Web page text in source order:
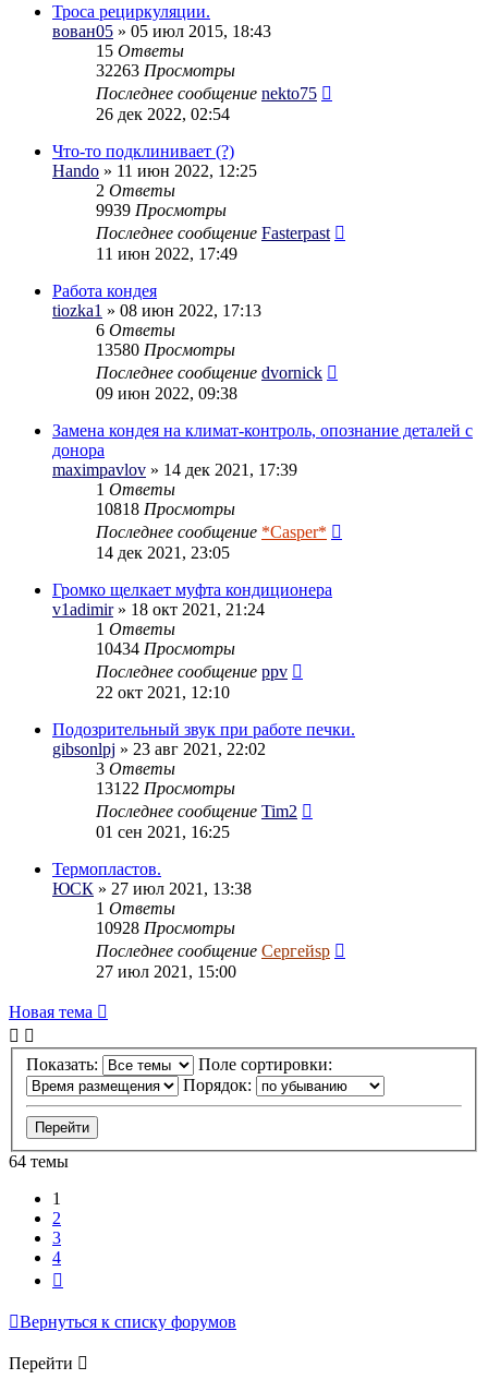
Троса рециркуляции.
вован05 » 05 июл 2015, 18:43
15 Ответы
32263 Просмотры
Последнее сообщение nekto75
26 дек 2022, 02:54
Что-то подклинивает (?)
Hando » 11 июн 2022, 12:25
2 Ответы
9939 Просмотры
Последнее сообщение Fasterpast
11 июн 2022, 17:49
Работа кондея
tiozka1 » 08 июн 2022, 17:13
6 Ответы
13580 Просмотры
Последнее сообщение dvornick
09 июн 2022, 09:38
Замена кондея на климат-контроль, опознание деталей с
донора
maximpavlov » 14 дек 2021, 17:39
1 Ответы
10818 Просмотры
Последнее сообщение *Casper*
14 дек 2021, 23:05
Громко щелкает муфта кондиционера
v1adimir» 18 окт 2021, 21:24
1 Ответы
10434 Просмотры
Последнее сообщение ppv
22 окт 2021, 12:10
Подозрительный звук при работе печки.
gibsonlpj » 23 авг 2021, 22:02
3 Ответы
13122 Просмотры
Последнее сообщение Tim2
01 сен 2021, 16:25
Термопластов.
ЮСК » 27 июл 2021, 13:38
1 Ответы
10928 Просмотры
Последнее сообщение Сергейsp
27 июл 2021, 15:00
Новая тема
Показать:
Поле сортировки:
Порядок:
64 темы
1
2
3
4
Вернуться к списку форумов
Перейти